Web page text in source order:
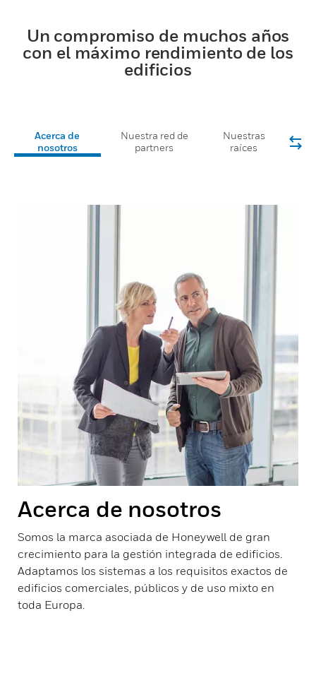
Un compromiso de muchos años
con el máximo rendimiento de los
edificios
Acerca de
nosotros
Nuestra red de
partners
Nuestras
raíces
Acerca de nosotros
Somos la marca asociada de Honeywell de gran
crecimiento para la gestión integrada de edificios.
Adaptamos los sistemas a los requisitos exactos de
edificios comerciales, públicos y de uso mixto en
toda Europa.